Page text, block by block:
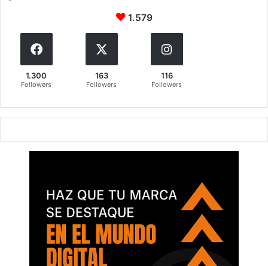
1.579
1.300
Followers
163
Followers
116
Followers